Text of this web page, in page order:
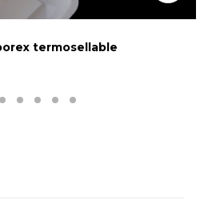
termosellable